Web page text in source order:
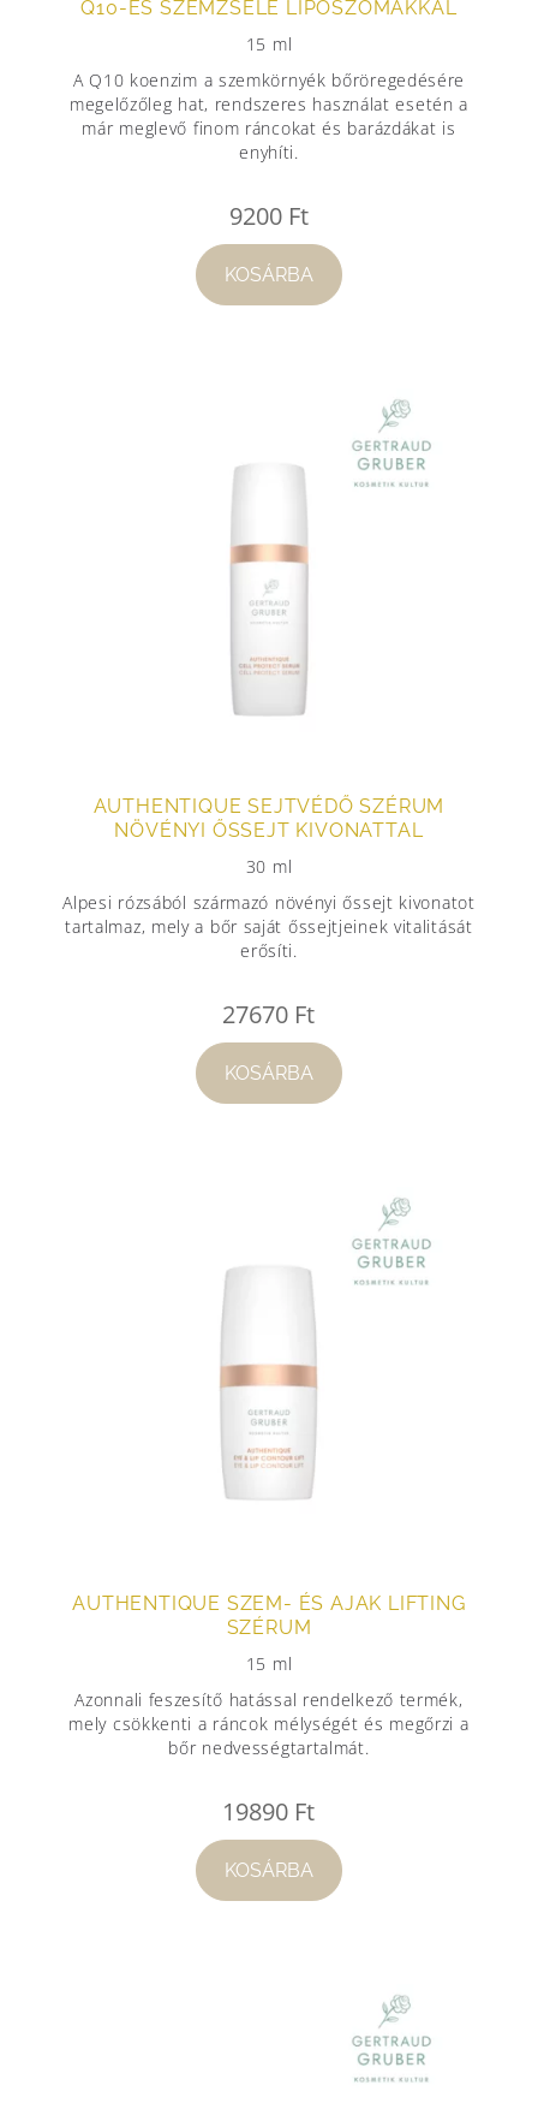
Q10-ES SZEMZSELÉ LIPOSZÓMÁKKAL
15 ml
A Q10 koenzim a szemkörnyék bőröregedésére
megelőzőleg hat, rendszeres használat esetén a
már meglevő finom ráncokat és barázdákat is
enyhíti.
9200 Ft
KOSÁRBA
AUTHENTIQUE SEJTVÉDŐ SZÉRUM
NÖVÉNYI ŐSSEJT KIVONATTAL
30 ml
Alpesi rózsából származó növényi őssejt kivonatot
tartalmaz, mely a bőr saját őssejtjeinek vitalitását
erősíti.
27670 Ft
KOSÁRBA
AUTHENTIQUE SZEM- ÉS AJAK LIFTING
SZÉRUM
15 ml
Azonnali feszesítő hatással rendelkező termék,
mely csökkenti a ráncok mélységét és megőrzi a
bőr nedvességtartalmát.
19890 Ft
KOSÁRBA